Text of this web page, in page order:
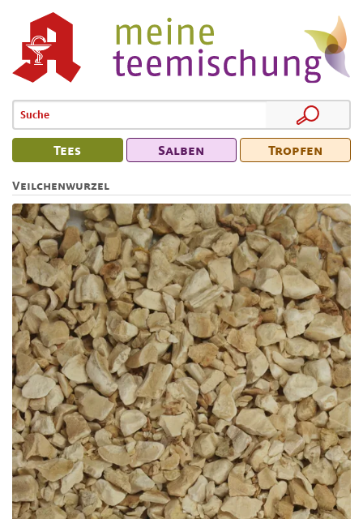
Tees Salben Tropfen
Veilchenwurzel